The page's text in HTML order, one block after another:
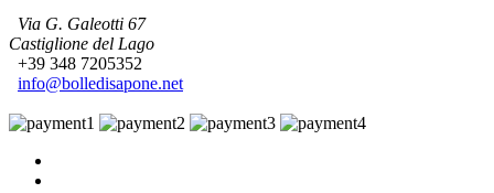
Via G. Galeotti 67
Castiglione del Lago
+39 348 7205352
info@bolledisapone.net